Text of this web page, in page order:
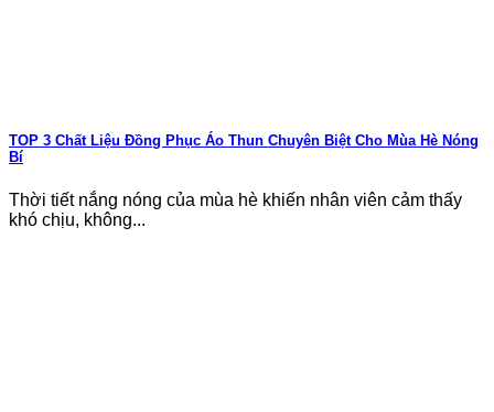
TOP 3 Chất Liệu Đồng Phục Áo Thun Chuyên Biệt Cho Mùa Hè Nóng
Bí
Thời tiết nắng nóng của mùa hè khiến nhân viên cảm thấy
khó chịu, không...